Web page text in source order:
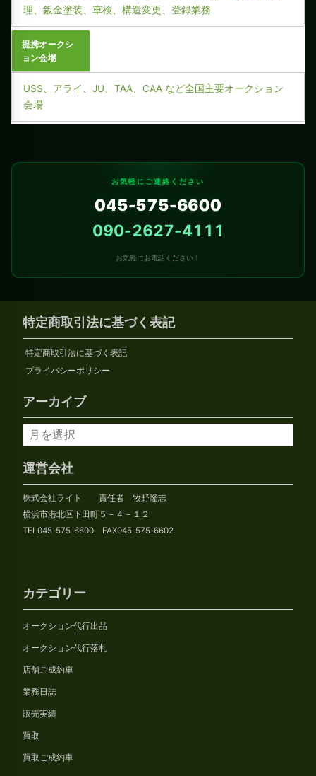
理、鈑金塗装、車検、構造変更、登録業務
提携オークシ
ョン会場
USS、アライ、JU、TAA、CAA など全国主要オークション
会場
お気軽にご連絡ください
045-575-6600
090-2627-4111
お気軽にお電話ください！
特定商取引法に基づく表記
特定商取引法に基づく表記
プライバシーポリシー
アーカイブ
ア
ー
カ
イ
ブ
運営会社
株式会社ライト 責任者 牧野隆志
横浜市港北区下田町５－４－１２
TEL045-575-6600 FAX045-575-6602
カテゴリー
オークション代行出品
オークション代行落札
店舗ご成約車
業務日誌
販売実績
買取
買取ご成約車